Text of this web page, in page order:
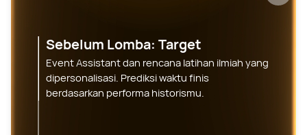
Sebelum Lomba: Target
Event Assistant dan rencana latihan ilmiah yang
dipersonalisasi. Prediksi waktu finis
berdasarkan performa historismu.